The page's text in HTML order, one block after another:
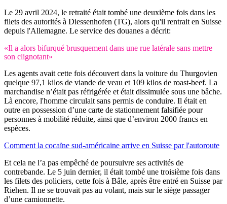
Le 29 avril 2024, le retraité était tombé une deuxième fois dans les
filets des autorités à Diessenhofen (TG), alors qu'il rentrait en Suisse
depuis l'Allemagne. Le service des douanes a décrit:
«Il a alors bifurqué brusquement dans une rue latérale sans mettre
son clignotant»
Les agents avait cette fois découvert dans la voiture du Thurgovien
quelque 97,1 kilos de viande de veau et 109 kilos de roast-beef. La
marchandise n’était pas réfrigérée et était dissimulée sous une bâche.
Là encore, l'homme circulait sans permis de conduire. Il était en
outre en possession d’une carte de stationnement falsifiée pour
personnes à mobilité réduite, ainsi que d’environ 2000 francs en
espèces.
Comment la cocaïne sud-américaine arrive en Suisse par l'autoroute
Et cela ne l’a pas empêché de poursuivre ses activités de
contrebande. Le 5 juin dernier, il était tombé une troisième fois dans
les filets des policiers, cette fois à Bâle, après être entré en Suisse par
Riehen. Il ne se trouvait pas au volant, mais sur le siège passager
d’une camionnette.